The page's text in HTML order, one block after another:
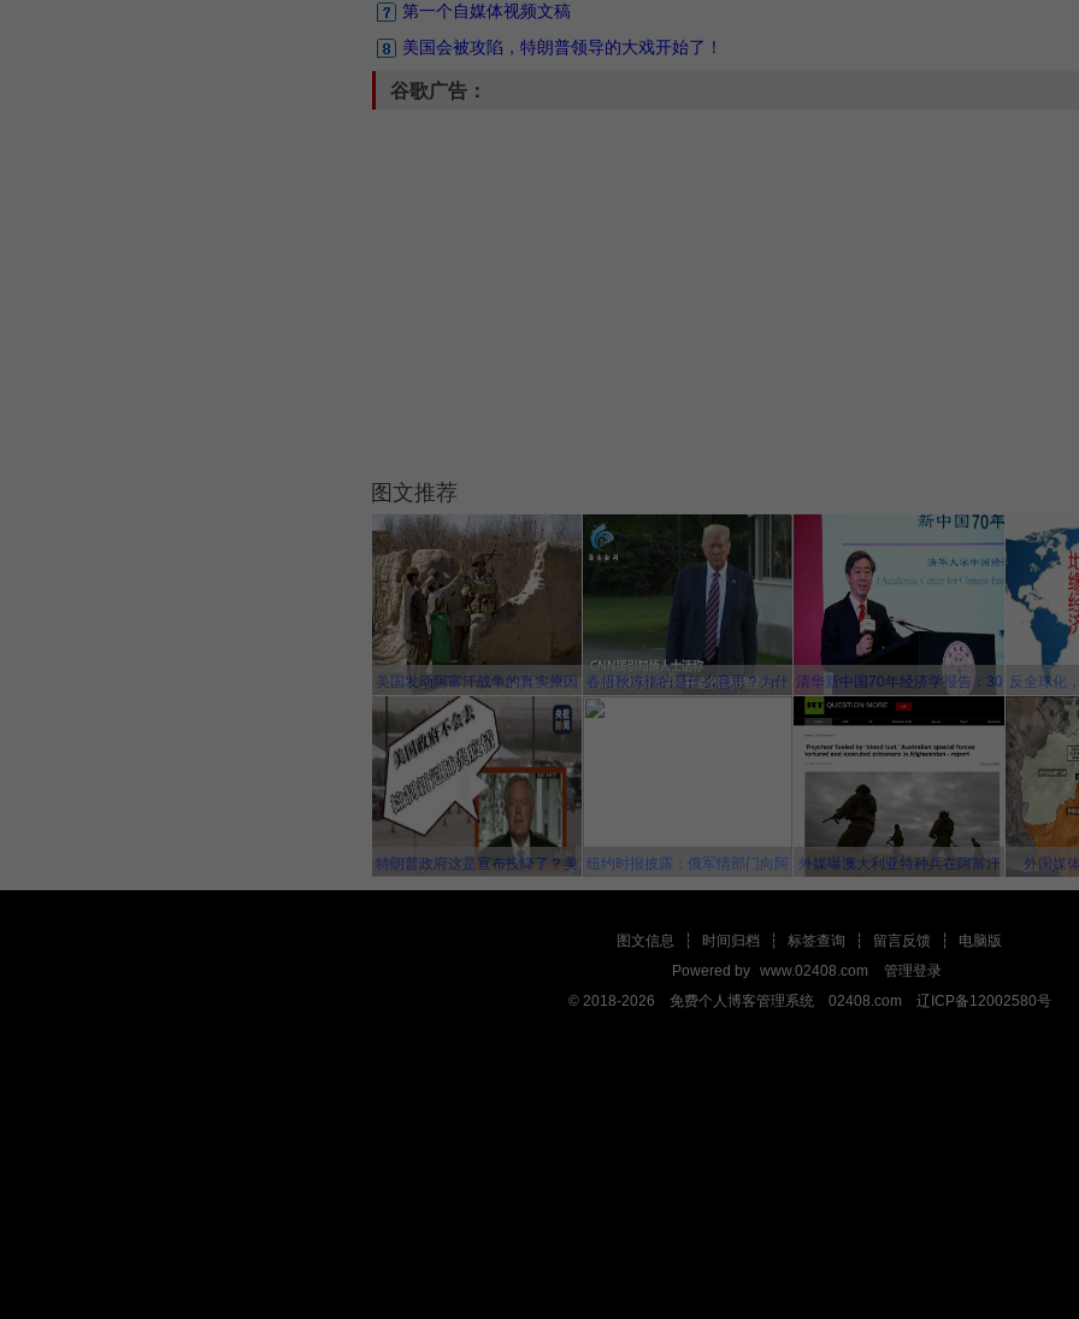
第一个自媒体视频文稿
美国会被攻陷，特朗普领导的大戏开始了！
谷歌广告：
图文推荐
美国发动阿富汗战争的真实原因
春捂秋冻指的是什么意思？为什
么说春冻骨头秋冻肉？为什么说
清华新中国70年经济学报告：30
年内中国将成为世界第一大经济
体
反全球化
对
特朗普政府这是宣布投降了？美 纽约时报披露：俄军情部门向阿
外媒曝澳大利亚特种兵在阿富汗
外国媒
图文信息 ┆ 时间归档 ┆ 标签查询 ┆ 留言反馈 ┆
电脑版
Powered by www.02408.com
管理登录
© 2018-2026 免费个人博客管理系统 02408.com 辽ICP备12002580号